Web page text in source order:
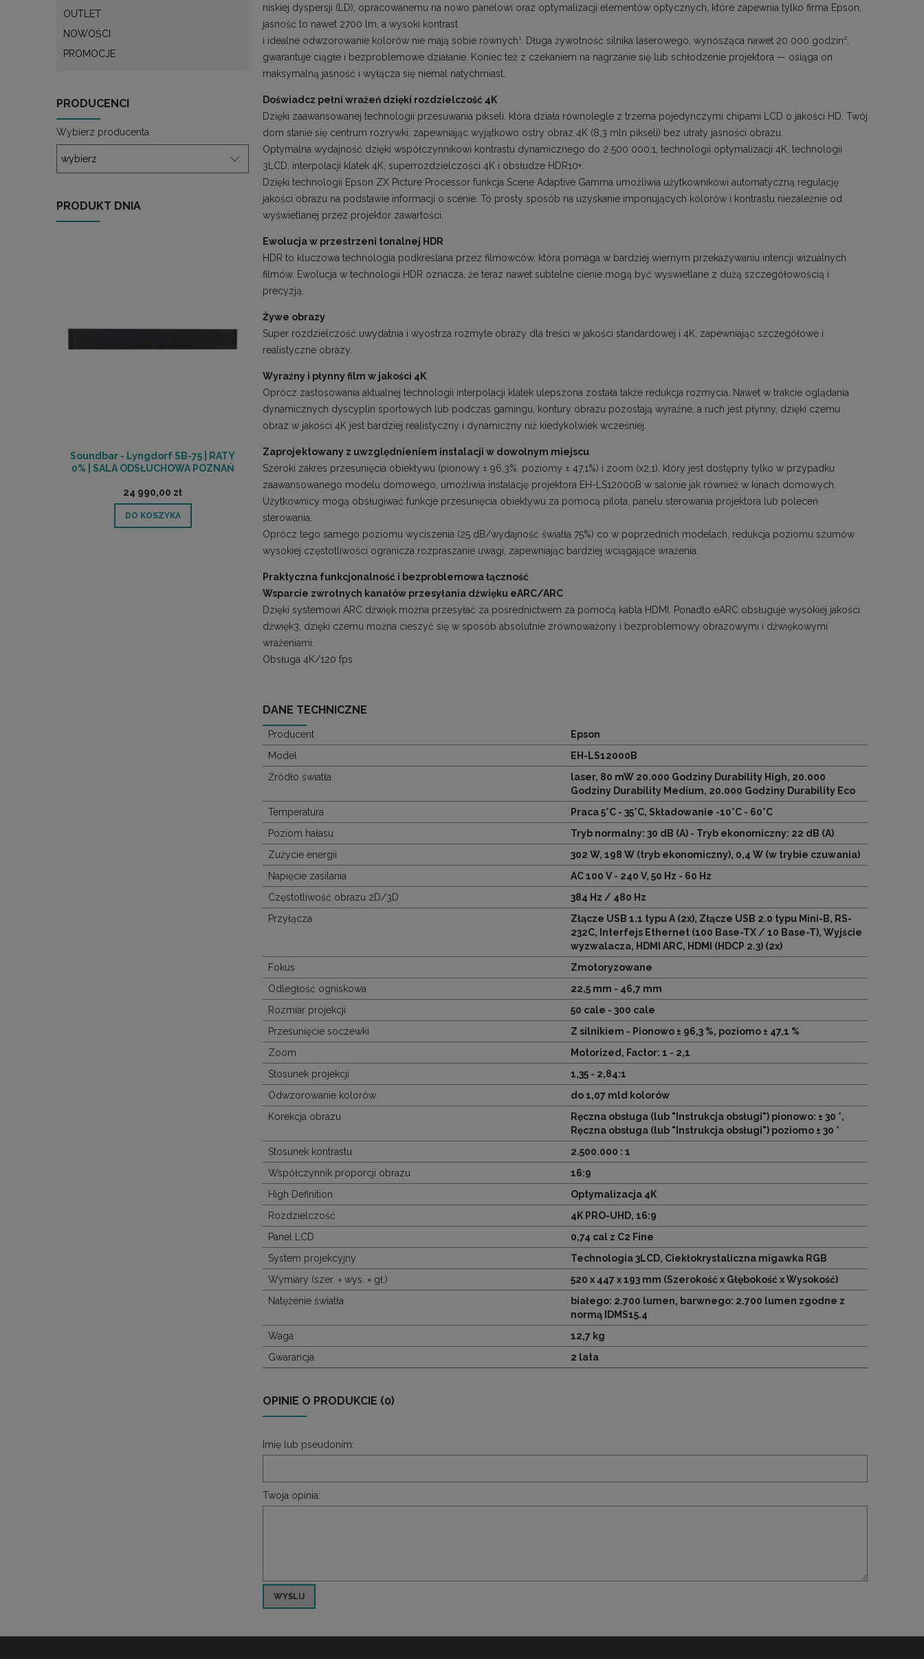
OUTLET
NOWOŚCI
PROMOCJE
PRODUCENCI
Wybierz producenta
PRODUKT DNIA
Soundbar - Lyngdorf SB-75 | RATY
0% | SALA ODSŁUCHOWA POZNAŃ
24 990,00 zł
DO KOSZYKA
niskiej dyspersji (LD), opracowanemu na nowo panelowi oraz optymalizacji elementów optycznych,
które zapewnia tylko firma Epson,
jasność to nawet 2700 lm, a wysoki kontrast
i idealne odwzorowanie kolorów nie mają sobie równych¹. Długa żywotność silnika laserowego, wynosząca nawet 20 000 godzin²,
gwarantuje ciągłe i bezproblemowe działanie. Koniec też z czekaniem na nagrzanie się lub schłodzenie projektora — osiąga on
maksymalną jasność i wyłącza się niemal natychmiast.
Doświadcz pełni wrażeń dzięki rozdzielczość 4K
Dzięki zaawansowanej technologii przesuwania pikseli, która działa równolegle z trzema pojedynczymi chipami LCD o jakości HD, Twój
dom stanie się centrum rozrywki, zapewniając wyjątkowo ostry obraz 4K (8,3 mln pikseli) bez utraty jasności obrazu.
Optymalna wydajność dzięki współczynnikowi kontrastu dynamicznego do 2 500 000:1, technologii optymalizacji 4K, technologii
3LCD, interpolacji klatek 4K, superrozdzielczości 4K i obsłudze HDR10+.
Dzięki technologii Epson ZX Picture Processor funkcja Scene Adaptive Gamma umożliwia użytkownikowi automatyczną regulację
jakości obrazu na podstawie informacji o scenie. To prosty sposób na uzyskanie imponujących kolorów i kontrastu niezależnie od
wyświetlanej przez projektor zawartości.
Ewolucja w przestrzeni tonalnej HDR
HDR to kluczowa technologia podkreślana przez filmowców, która pomaga w bardziej wiernym przekazywaniu intencji wizualnych
filmów. Ewolucja w technologii HDR oznacza, że teraz nawet subtelne cienie mogą być wyświetlane z dużą szczegółowością i
precyzją.
Żywe obrazy
Super rozdzielczość uwydatnia i wyostrza rozmyte obrazy dla treści w jakości standardowej i 4K, zapewniając szczegółowe i
realistyczne obrazy.
Wyraźny i płynny film w jakości 4K
Oprócz zastosowania aktualnej technologii interpolacji klatek ulepszona została także redukcja rozmycia. Nawet w trakcie oglądania
dynamicznych dyscyplin sportowych lub podczas gamingu, kontury obrazu pozostają wyraźne, a ruch jest płynny, dzięki czemu
obraz w jakości 4K jest bardziej realistyczny i dynamiczny niż kiedykolwiek wcześniej.
Zaprojektowany z uwzględnieniem instalacji w dowolnym miejscu
Szeroki zakres przesunięcia obiektywu (pionowy ± 96,3%, poziomy ± 47,1%) i zoom (x2,1), który jest dostępny tylko w przypadku
zaawansowanego modelu domowego, umożliwia instalację projektora EH-LS12000B w salonie jak również w kinach domowych.
Użytkownicy mogą obsługiwać funkcje przesunięcia obiektywu za pomocą pilota, panelu sterowania projektora lub poleceń
sterowania.
Oprócz tego samego poziomu wyciszenia (25 dB/wydajność światła 75%) co w poprzednich modelach, redukcja poziomu szumów
wysokiej częstotliwości ogranicza rozpraszanie uwagi, zapewniając bardziej wciągające wrażenia.
Praktyczna funkcjonalność i bezproblemowa łączność
Wsparcie zwrotnych kanałów przesyłania dźwięku eARC/ARC
Dzięki systemowi ARC dźwięk można przesyłać za pośrednictwem za pomocą kabla HDMI. Ponadto eARC obsługuje wysokiej jakości
dźwięk3, dzięki czemu można cieszyć się w sposób absolutnie zrównoważony i bezproblemowy obrazowymi i dźwiękowymi
wrażeniami.
Obsługa 4K/120 fps
DANE TECHNICZNE
Producent
Epson
Model
EH-LS12000B
Źródło światła
laser, 80 mW 20.000 Godziny Durability High, 20.000
Godziny Durability Medium, 20.000 Godziny Durability Eco
Temperatura
Praca 5°C - 35°C, Składowanie -10°C - 60°C
Poziom hałasu
Tryb normalny: 30 dB (A) - Tryb ekonomiczny: 22 dB (A)
Zużycie energii
302 W, 198 W (tryb ekonomiczny), 0,4 W (w trybie czuwania)
Napięcie zasilania
AC 100 V - 240 V, 50 Hz - 60 Hz
Częstotliwość obrazu 2D/3D
384 Hz / 480 Hz
Przyłącza
Złącze USB 1.1 typu A (2x), Złącze USB 2.0 typu Mini-B, RS-
232C, Interfejs Ethernet (100 Base-TX / 10 Base-T), Wyjście
wyzwalacza, HDMI ARC, HDMI (HDCP 2.3) (2x)
Fokus
Zmotoryzowane
Odległość ogniskowa
22,5 mm - 46,7 mm
Rozmiar projekcji
50 cale - 300 cale
Przesunięcie soczewki
Z silnikiem - Pionowo ± 96,3 %, poziomo ± 47,1 %
Zoom
Motorized, Factor: 1 - 2,1
Stosunek projekcji
1,35 - 2,84:1
Odwzorowanie kolorów
do 1,07 mld kolorów
Korekcja obrazu
Ręczna obsługa (lub "Instrukcja obsługi") pionowo: ± 30 °,
Ręczna obsługa (lub "Instrukcja obsługi") poziomo ± 30 °
Stosunek kontrastu
2.500.000 : 1
Współczynnik proporcji obrazu
16:9
High Definition
Optymalizacja 4K
Rozdzielczość
4K PRO-UHD, 16:9
Panel LCD
0,74 cal z C2 Fine
System projekcyjny
Technologia 3LCD, Ciekłokrystaliczna migawka RGB
Wymiary (szer. × wys. × gł.)
520‎ x 447 x 193 mm (Szerokość x Głębokość x Wysokość)
Natężenie światła
białego: 2.700 lumen, barwnego: 2.700 lumen zgodne z
normą IDMS15.4
Waga
12,7 kg
Gwarancja
2 lata
OPINIE O PRODUKCIE (0)
Imię lub pseudonim:
Twoja opinia:
WYŚLIJ